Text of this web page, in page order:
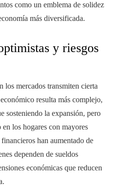
como un emblema de solidez
más diversificada.
y riesgos
los mercados transmiten cierta
resulta más complejo,
sosteniendo la expansión, pero
en los hogares con mayores
han aumentado de
dependen de sueldos
económicas que reducen